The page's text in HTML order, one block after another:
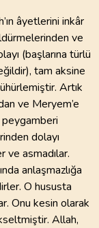
âyetlerini inkâr
ve
(başlarına türlü
tam aksine
Artık
ve Meryem’e
peygamberi
dolayı
ve asmadılar.
anlaşmazlığa
O hususta
Onu kesin olarak
Allah,